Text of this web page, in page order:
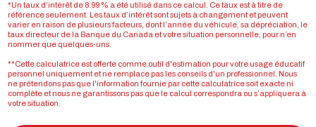
*Un taux d’intérêt de 8.99 % a été utilisé dans ce calcul. Ce taux est à titre de
référence seulement. Les taux d’intérêt sont sujets à changement et peuvent
varier en raison de plusieurs facteurs, dont l’année du véhicule, sa dépréciation, le
taux directeur de la Banque du Canada et votre situation personnelle, pour n’en
nommer que quelques-uns.
**Cette calculatrice est offerte comme outil d'estimation pour votre usage éducatif
personnel uniquement et ne remplace pas les conseils d'un professionnel. Nous
ne prétendons pas que l'information fournie par cette calculatrice soit exacte ni
complète et nous ne garantissons pas que le calcul correspondra ou s’appliquera à
votre situation.